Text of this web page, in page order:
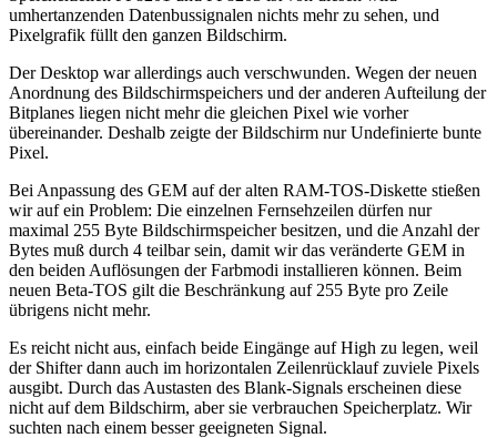
umhertanzenden Datenbussignalen nichts mehr zu sehen, und
Pixelgrafik füllt den ganzen Bildschirm.
Der Desktop war allerdings auch verschwunden. Wegen der neuen
Anordnung des Bildschirmspeichers und der anderen Aufteilung der
Bitplanes liegen nicht mehr die gleichen Pixel wie vorher
übereinander. Deshalb zeigte der Bildschirm nur Undefinierte bunte
Pixel.
Bei Anpassung des GEM auf der alten RAM-TOS-Diskette stießen
wir auf ein Problem: Die einzelnen Fernsehzeilen dürfen nur
maximal 255 Byte Bildschirmspeicher besitzen, und die Anzahl der
Bytes muß durch 4 teilbar sein, damit wir das veränderte GEM in
den beiden Auflösungen der Farbmodi installieren können. Beim
neuen Beta-TOS gilt die Beschränkung auf 255 Byte pro Zeile
übrigens nicht mehr.
Es reicht nicht aus, einfach beide Eingänge auf High zu legen, weil
der Shifter dann auch im horizontalen Zeilenrücklauf zuviele Pixels
ausgibt. Durch das Austasten des Blank-Signals erscheinen diese
nicht auf dem Bildschirm, aber sie verbrauchen Speicherplatz. Wir
suchten nach einem besser geeigneten Signal.